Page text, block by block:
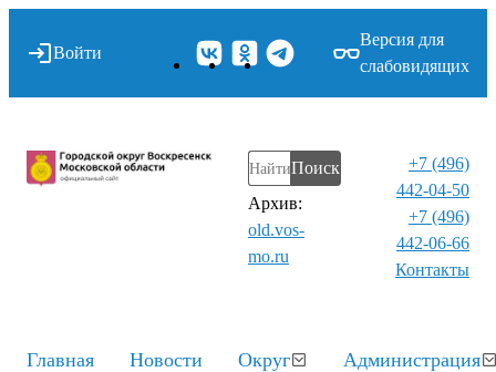
Войти
Версия для
слабовидящих
Поиск
Архив:
old.vos-
mo.ru
+7 (496)
442-04-50
+7 (496)
442-06-66
Контакты⁠
Главная Новости Округ Администрация